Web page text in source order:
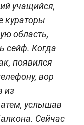
учащийся,
кураторы
область,
сейф. Когда
появился
вор
из
услышав
Сейчас